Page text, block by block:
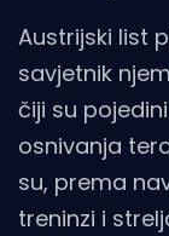
Austrijski list
savjetnik
čiji su
osnivanja
su, prema
treninzi i